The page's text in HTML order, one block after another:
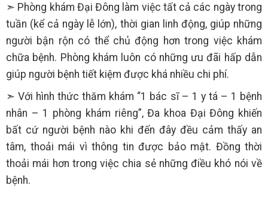
➣ Phòng khám Đại Đông làm việc tất cả các ngày trong
tuần (kể cả ngày lễ lớn), thời gian linh động, giúp những
người bận rộn có thể chủ động hơn trong việc khám
chữa bệnh. Phòng khám luôn có những ưu đãi hấp dẫn
giúp người bệnh tiết kiệm được khá nhiều chi phí.
➣ Với hình thức thăm khám “1 bác sĩ – 1 y tá – 1 bệnh
nhân – 1 phòng khám riêng”, Đa khoa Đại Đông khiến
bất cứ người bệnh nào khi đến đây đều cảm thấy an
tâm, thoải mái vì thông tin được bảo mật. Đồng thời
thoải mái hơn trong việc chia sẻ những điều khó nói về
bệnh.